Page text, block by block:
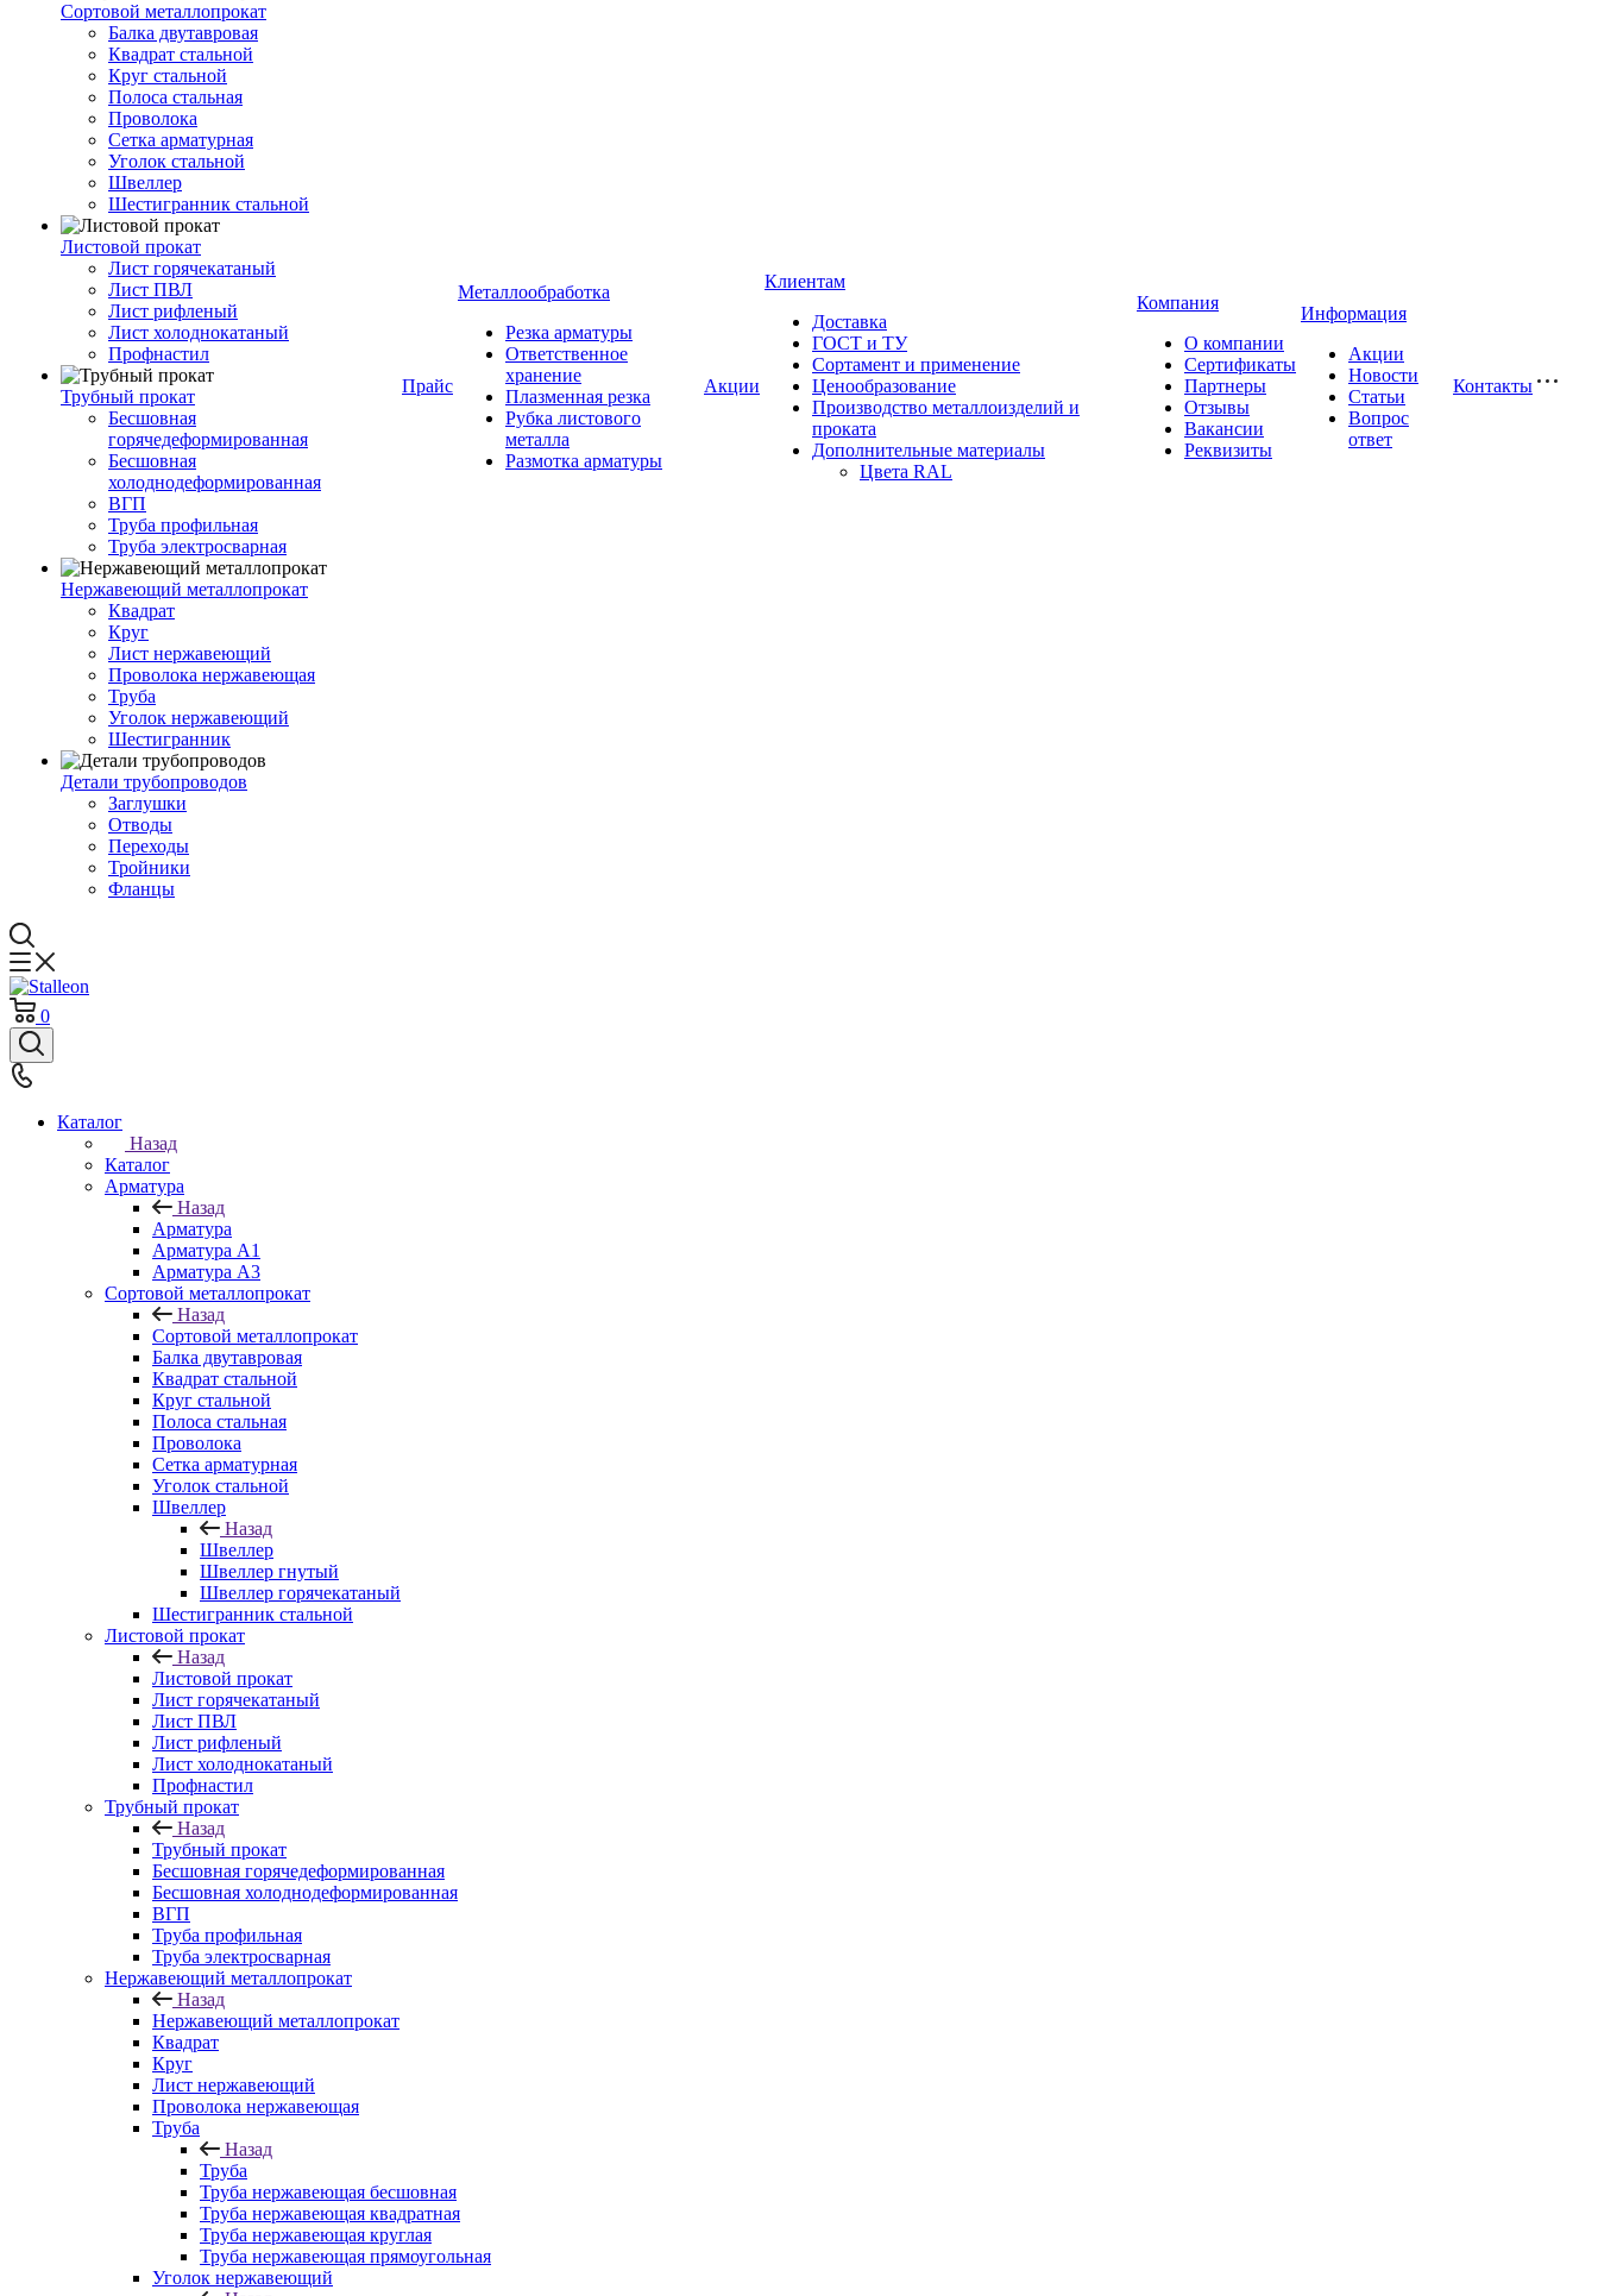
Сортовой металлопрокат
Балка двутавровая
Квадрат стальной
Круг стальной
Полоса стальная
Проволока
Сетка арматурная
Уголок стальной
Швеллер
Шестигранник стальной
Листовой прокат
Лист горячекатаный
Лист ПВЛ
Лист рифленый
Лист холоднокатаный
Профнастил
Трубный прокат
Бесшовная
горячедеформированная
Бесшовная
холоднодеформированная
ВГП
Труба профильная
Труба электросварная
Нержавеющий металлопрокат
Квадрат
Круг
Лист нержавеющий
Проволока нержавеющая
Труба
Уголок нержавеющий
Шестигранник
Детали трубопроводов
Заглушки
Отводы
Переходы
Тройники
Фланцы
Прайс
Металлообработка
Резка арматуры
Ответственное
хранение
Плазменная резка
Рубка листового
металла
Размотка арматуры
Акции
Клиентам
Доставка
ГОСТ и ТУ
Сортамент и применение
Ценообразование
Производство металлоизделий и
проката
Дополнительные материалы
Цвета RAL
Компания
О компании
Сертификаты
Партнеры
Отзывы
Вакансии
Реквизиты
Информация
Акции
Новости
Статьи
Вопрос
ответ
Контакты
0
Каталог
Назад
Каталог
Арматура
Назад
Арматура
Арматура A1
Арматура А3
Сортовой металлопрокат
Назад
Сортовой металлопрокат
Балка двутавровая
Квадрат стальной
Круг стальной
Полоса стальная
Проволока
Сетка арматурная
Уголок стальной
Швеллер
Назад
Швеллер
Швеллер гнутый
Швеллер горячекатаный
Шестигранник стальной
Листовой прокат
Назад
Листовой прокат
Лист горячекатаный
Лист ПВЛ
Лист рифленый
Лист холоднокатаный
Профнастил
Трубный прокат
Назад
Трубный прокат
Бесшовная горячедеформированная
Бесшовная холоднодеформированная
ВГП
Труба профильная
Труба электросварная
Нержавеющий металлопрокат
Назад
Нержавеющий металлопрокат
Квадрат
Круг
Лист нержавеющий
Проволока нержавеющая
Труба
Назад
Труба
Труба нержавеющая бесшовная
Труба нержавеющая квадратная
Труба нержавеющая круглая
Труба нержавеющая прямоугольная
Уголок нержавеющий